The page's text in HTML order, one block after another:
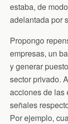
estaba, de
adelantada por
Propongo
empresas, un
y generar
sector privado.
acciones de las
señales
Por ejemplo,